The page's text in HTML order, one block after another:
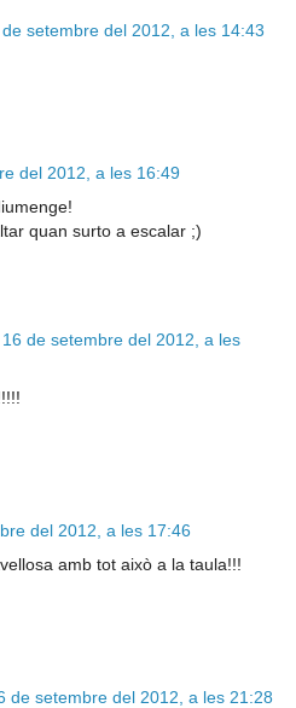
de setembre del 2012, a les 14:43
del 2012, a les 16:49
quan surto a escalar ;)
16 de setembre del 2012, a les
del 2012, a les 17:46
amb tot això a la taula!!!
de setembre del 2012, a les 21:28